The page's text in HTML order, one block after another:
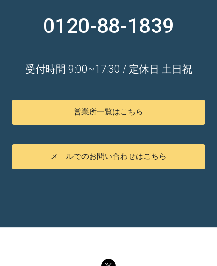
0120-88-1839
受付時間 9:00~17:30 / 定休日 土日祝
営業所一覧はこちら
メールでのお問い合わせはこちら